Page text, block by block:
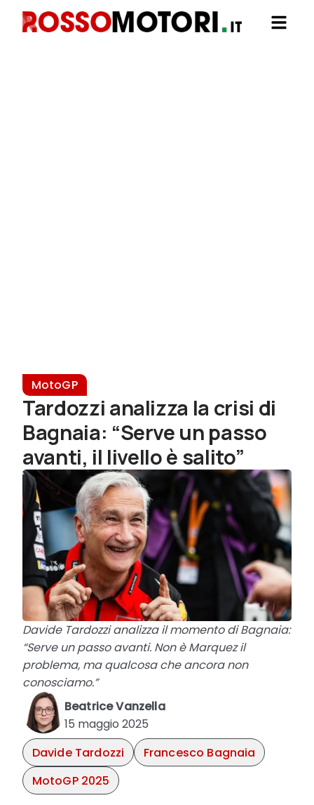
MotoGP
Tardozzi analizza la crisi di
Bagnaia: “Serve un passo
avanti, il livello è salito”
Davide Tardozzi analizza il momento di Bagnaia:
“Serve un passo avanti. Non è Marquez il
problema, ma qualcosa che ancora non
conosciamo.”
Beatrice Vanzella
15 maggio 2025
Davide Tardozzi
Francesco Bagnaia
MotoGP 2025